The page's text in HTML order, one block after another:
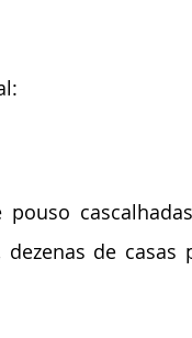
pouso
de